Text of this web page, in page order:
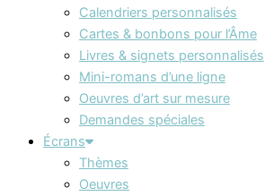
Calendriers personnalisés
Cartes & bonbons pour l’Âme
Livres & signets personnalisés
Mini-romans d’une ligne
Oeuvres d’art sur mesure
Demandes spéciales
Écrans
Thèmes
Oeuvres